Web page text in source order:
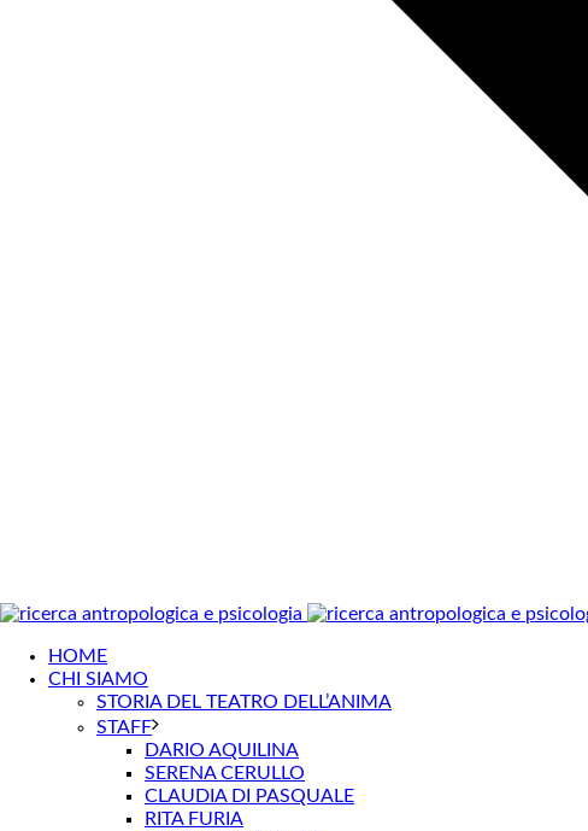
HOME
CHI SIAMO
STORIA DEL TEATRO DELL’ANIMA
STAFF
DARIO AQUILINA
SERENA CERULLO
CLAUDIA DI PASQUALE
RITA FURIA